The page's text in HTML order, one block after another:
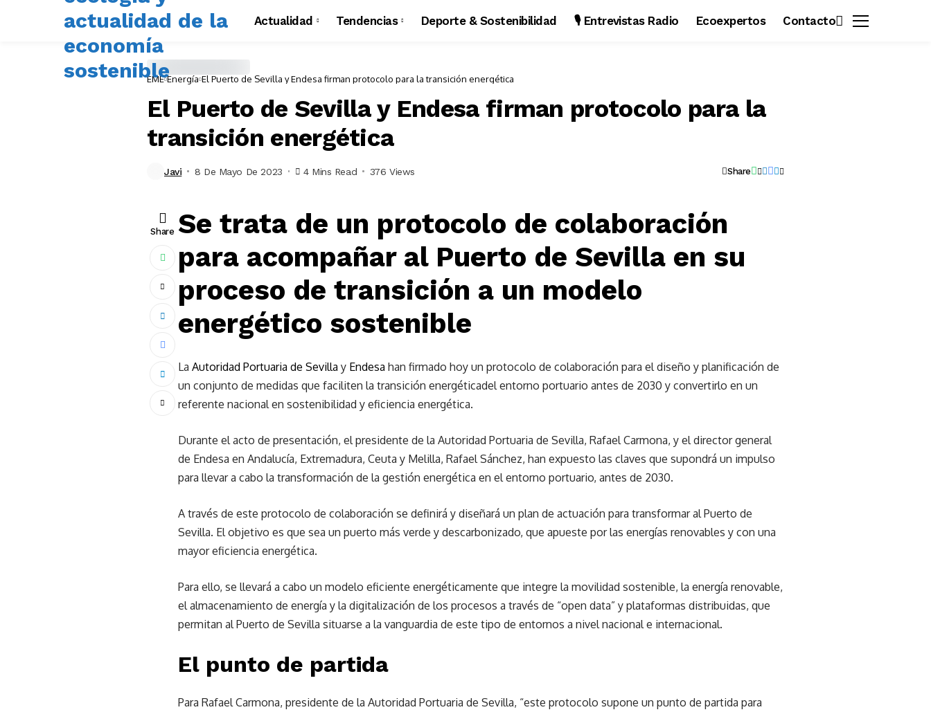
Actualidad Tendencias Deporte & Sostenibilidad 🎙️ Entrevistas Radio Ecoexpertos Contacto
EME Energía El Puerto de Sevilla y Endesa firman protocolo para la transición energética
El Puerto de Sevilla y Endesa firman protocolo para la
transición energética
Javi 8 De Mayo De 2023 4 Mins Read 376 Views Share
Share Se trata de un protocolo de colaboración
para acompañar al Puerto de Sevilla en su
proceso de transición a un modelo
energético sostenible
La Autoridad Portuaria de Sevilla y Endesa han firmado hoy un protocolo de colaboración para el diseño y planificación de
un conjunto de medidas que faciliten la transición energéticadel entorno portuario antes de 2030 y convertirlo en un
referente nacional en sostenibilidad y eficiencia energética.
Durante el acto de presentación, el presidente de la Autoridad Portuaria de Sevilla, Rafael Carmona, y el director general
de Endesa en Andalucía, Extremadura, Ceuta y Melilla, Rafael Sánchez, han expuesto las claves que supondrá un impulso
para llevar a cabo la transformación de la gestión energética en el entorno portuario, antes de 2030.
A través de este protocolo de colaboración se definirá y diseñará un plan de actuación para transformar al Puerto de
Sevilla. El objetivo es que sea un puerto más verde y descarbonizado, que apueste por las energías renovables y con una
mayor eficiencia energética.
Para ello, se llevará a cabo un modelo eficiente energéticamente que integre la movilidad sostenible, la energía renovable,
el almacenamiento de energía y la digitalización de los procesos a través de “open data” y plataformas distribuidas, que
permitan al Puerto de Sevilla situarse a la vanguardia de este tipo de entornos a nivel nacional e internacional.
El punto de partida
Para Rafael Carmona, presidente de la Autoridad Portuaria de Sevilla, “este protocolo supone un punto de partida para